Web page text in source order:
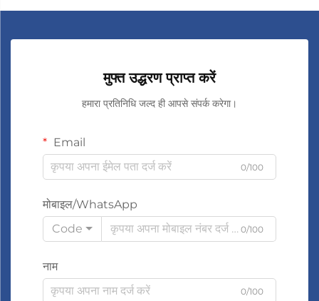
मुफ्त उद्धरण प्राप्त करें
हमारा प्रतिनिधि जल्द ही आपसे संपर्क करेगा।
Email
0/100
मोबाइल/WhatsApp
Code
0/100
नाम
0/100